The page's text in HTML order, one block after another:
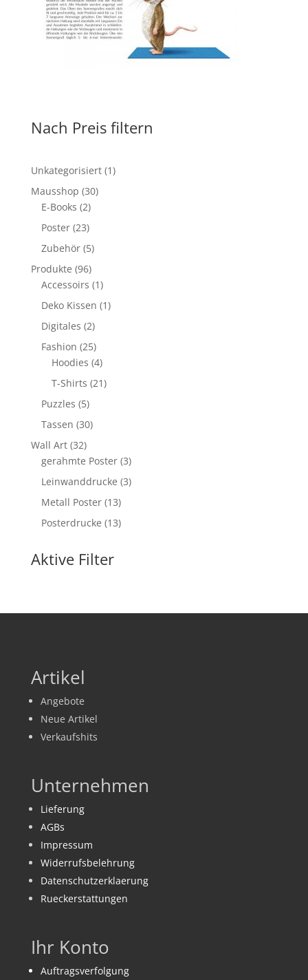
Nach Preis filtern
Unkategorisiert 11
Mausshop 3030
E-Books 22
Produkte
Poster 2323
Produkte
Zubehör 55
Produkte 9696
Produkte
Accessoirs 11
Produkt
Deko Kissen 11
Digitales 22
Produkte
Fashion 2525
Produkte
Hoodies 44
Produkte
T-Shirts 2121
Puzzles 55
Produkte
Tassen 3030
Wall Art 3232
Produkte
gerahmte Poster 33
Produkte
Leinwanddrucke 33
Metall Poster 1313
Produkte
Posterdrucke 1313
Aktive Filter
Artikel
Angebote
Neue Artikel
Verkaufshits
Unternehmen
Lieferung
AGBs
Impressum
Widerrufsbelehrung
Datenschutzerklaerung
Rueckerstattungen
Ihr Konto
Auftragsverfolgung